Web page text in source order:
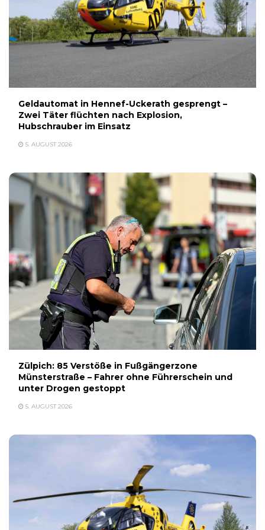
Geldautomat in Hennef-Uckerath gesprengt –
Zwei Täter flüchten nach Explosion,
Hubschrauber im Einsatz
5. AUGUST 2026
Zülpich: 85 Verstöße in Fußgängerzone
Münsterstraße – Fahrer ohne Führerschein und
unter Drogen gestoppt
5. AUGUST 2026